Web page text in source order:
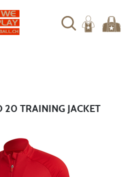
TRAINING JACKET